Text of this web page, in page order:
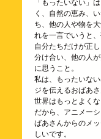
「もったいない」
く、自然の恵み、
ち、他の人や物を
れを一言でいうと、
自分たちだけが正
分け合い、他の人
に思うこと。
私は、もったいな
ジを伝えるおばあ
世界はもっとよくな
だから、アニメー
ばあさんからのメ
しいです。